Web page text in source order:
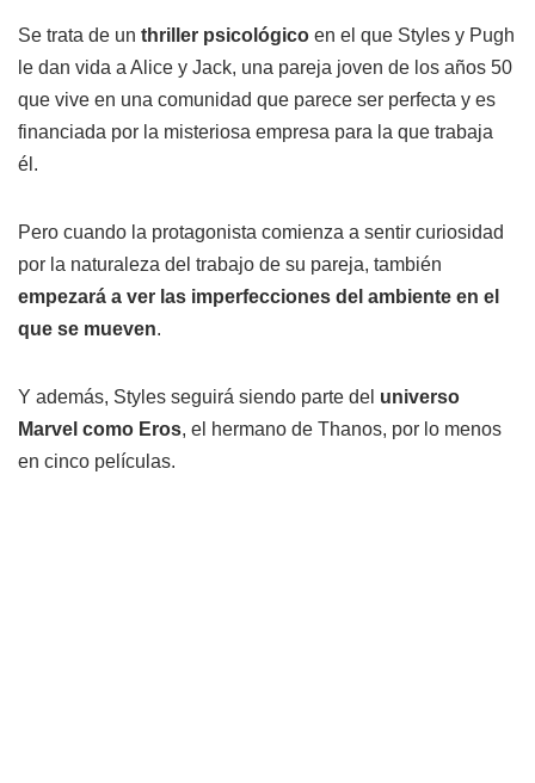
Se trata de un thriller psicológico en el que Styles y Pugh
le dan vida a Alice y Jack, una pareja joven de los años 50
que vive en una comunidad que parece ser perfecta y es
financiada por la misteriosa empresa para la que trabaja
él.
Pero cuando la protagonista comienza a sentir curiosidad
por la naturaleza del trabajo de su pareja, también
empezará a ver las imperfecciones del ambiente en el
que se mueven.
Y además, Styles seguirá siendo parte del universo
Marvel como Eros, el hermano de Thanos, por lo menos
en cinco películas.